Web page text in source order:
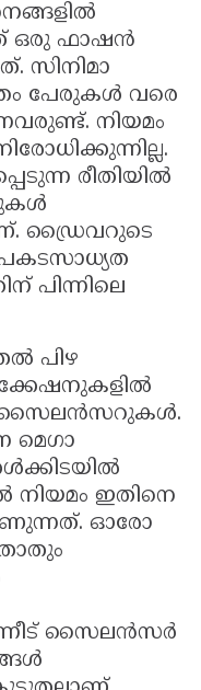
ഒരു ഫാഷൻ
സിനിമാ
പേരുകൾ വരെ
നിയമം
രീതിയിൽ
ഡ്രൈവറുടെ
പിന്നിലെ
പിഴ
സൈലൻസറുകൾ.
മെഗാ
നിയമം ഇതിനെ
ഓരോ
സൈലൻസർ